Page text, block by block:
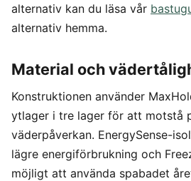
alternativ kan du läsa vår
alternativ hemma.
Material och
Konstruktionen använder
ytlager i tre lager för att motstå
väderpåverkan. EnergySense-
lägre energiförbrukning och
möjligt att använda spabadet